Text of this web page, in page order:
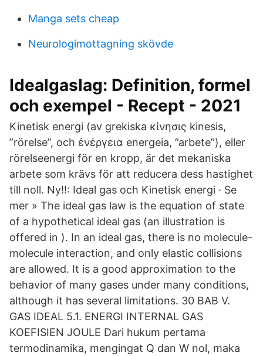
Manga sets cheap
Neurologimottagning skövde
Idealgaslag: Definition, formel
och exempel - Recept - 2021
Kinetisk energi (av grekiska κίνησις kinesis,
”rörelse”, och ἐνέργεια energeia, ”arbete”), eller
rörelseenergi för en kropp, är det mekaniska
arbete som krävs för att reducera dess hastighet
till noll. Ny!!: Ideal gas och Kinetisk energi · Se
mer » The ideal gas law is the equation of state
of a hypothetical ideal gas (an illustration is
offered in ). In an ideal gas, there is no molecule-
molecule interaction, and only elastic collisions
are allowed. It is a good approximation to the
behavior of many gases under many conditions,
although it has several limitations. 30 BAB V.
GAS IDEAL 5.1. ENERGI INTERNAL GAS
KOEFISIEN JOULE Dari hukum pertama
termodinamika, mengingat Q dan W nol, maka